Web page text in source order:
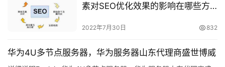
素对SEO优化效果的影响在哪些方
2022年7月30日 832
华为4U多节点服务器，华为服务器山东代理商盛世博威